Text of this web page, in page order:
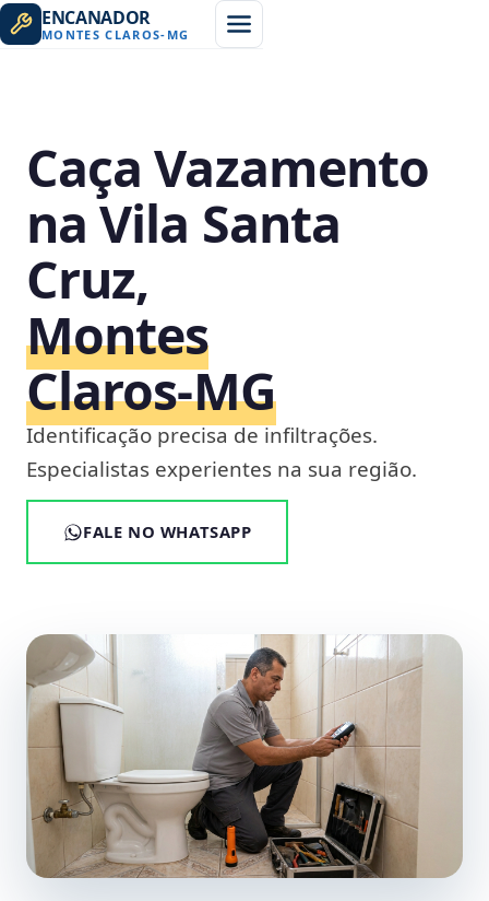
ENCANADOR
MONTES CLAROS- MG
Caça Vazamento
na Vila Santa
Cruz,
Montes
Claros‑MG
Identificação precisa de infiltrações.
Especialistas experientes na sua região.
FALE NO WHATSAPP